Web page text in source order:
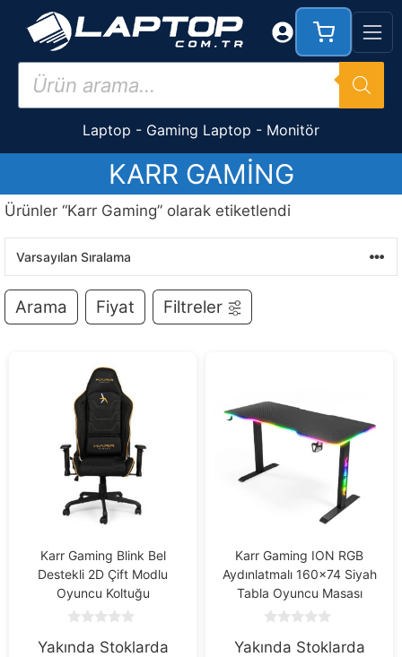
İçeriğe
Products
search
Laptop - Gaming Laptop - Monitör
KARR GAMING
Ürünler “Karr Gaming” olarak etiketlendi
Arama Fiyat Filtreler
Karr Gaming Blink Bel
Destekli 2D Çift Modlu
Oyuncu Koltuğu
o
Yakında Stoklarda
Karr Gaming ION RGB
Aydınlatmalı 160×74 Siyah
Tabla Oyuncu Masası
o
Yakında Stoklarda